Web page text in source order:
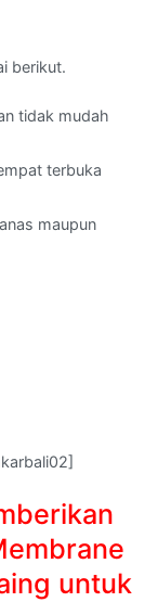
berikut.
tidak mudah
terbuka
maupun
untuk